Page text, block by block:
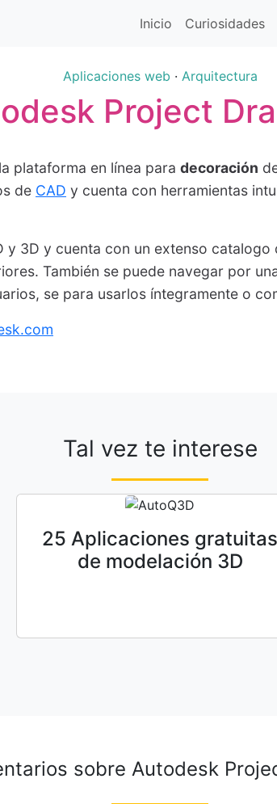
Inicio Curiosidades
Aplicaciones web · Arquitectura
Project
plataforma en línea para decoración
de CAD y cuenta con herramientas
y 3D y cuenta con un extenso
También se puede navegar por
se para usarlos íntegramente o
Tal vez te interese
25 Aplicaciones gratuitas
de modelación 3D
sobre Autodesk